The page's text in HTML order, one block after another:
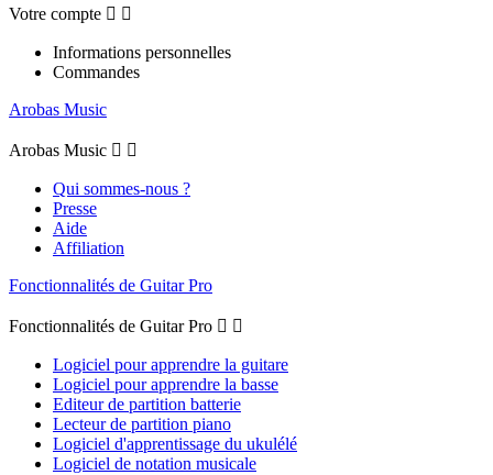
Votre compte  
Informations personnelles
Commandes
Arobas Music
Arobas Music  
Qui sommes-nous ?
Presse
Aide
Affiliation
Fonctionnalités de Guitar Pro
Fonctionnalités de Guitar Pro  
Logiciel pour apprendre la guitare
Logiciel pour apprendre la basse
Editeur de partition batterie
Lecteur de partition piano
Logiciel d'apprentissage du ukulélé
Logiciel de notation musicale